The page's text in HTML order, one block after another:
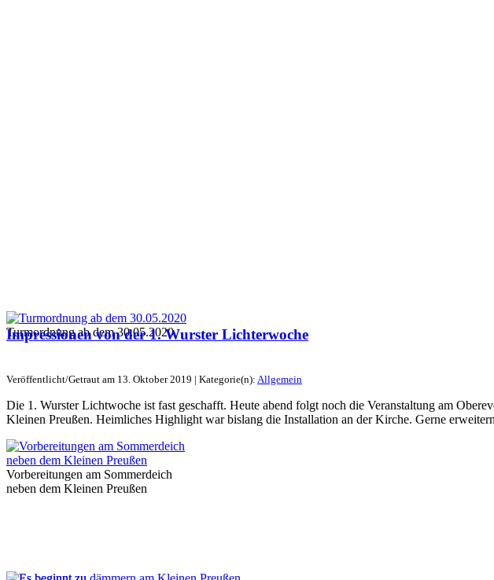
Turmordnung ab dem 30.05.2020
Impressionen von der 1. Wurster Lichterwoche
Veröffentlicht/Getraut am 13. Oktober 2019 | Kategorie(n): Allgemein
Die 1. Wurster Lichtwoche ist fast geschafft. Heute abend folgt noch die Veranstaltung am
Kleinen Preußen. Heimliches Highlight war bislang die Installation an der Kirche. Gerne
Vorbereitungen am Sommerdeich
neben dem Kleinen Preußen